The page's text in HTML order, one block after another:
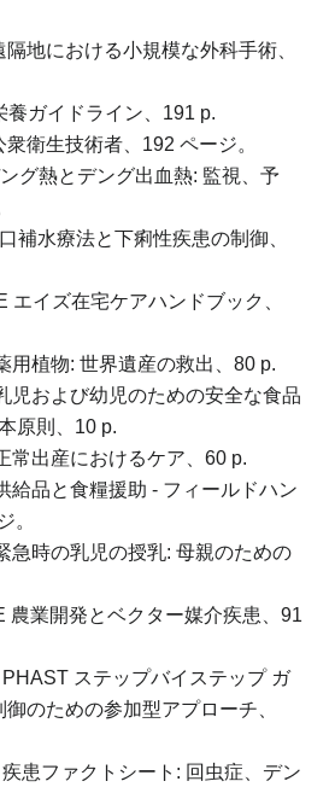
地における小規模な外科手術、
養ガイドライン、191 p.
衛生技術者、192 ページ。
グ熱とデング出血熱: 監視、予
補水療法と下痢性疾患の制御、
エイズ在宅ケアハンドブック、
用植物: 世界遺産の救出、80 p.
児および幼児のための安全な食品
原則、10 p.
常出産におけるケア、60 p.
給品と食糧援助 - フィールドハン
。
急時の乳児の授乳: 母親のための
農業開発とベクター媒介疾患、91
ステップバイステップ ガ
のための参加型アプローチ、
患ファクトシート: 回虫症、デン